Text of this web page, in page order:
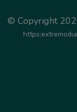
© Copyright